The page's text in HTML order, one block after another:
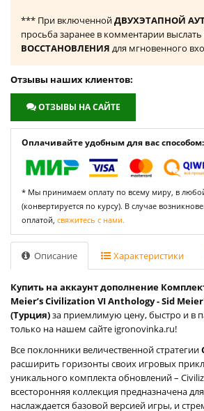
*** При включеннойДВУХЭТАПНОЙ
просьба заранее в комментарии выслать
ВОССТАНОВЛЕНИЯ для мгновенного
Отзывы наших клиентов:
ОТЗЫВЫ НА САЙТЕ
Оплачивайте удобным для вас способом:
* Мы принимаем оплату по всему миру, в
(конвертируется по курсу). В случае
оплатой, свяжитесь с нами.
Описание Характеристики
Купить на аккаунт дополнение
Meier’s Civilization VI Anthology - Sid
(Турция)за приемлимую цену, быстро и в
только на нашем сайте igronovinka.ru!
Все поклонники величественной стратегии
расширить горизонты своих игровых
уникального комплекта обновлений –
всесторонняя коллекция предназначена
наслаждается базовой версией игры, и